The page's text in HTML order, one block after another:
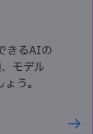
きるAIの
モデル
う。